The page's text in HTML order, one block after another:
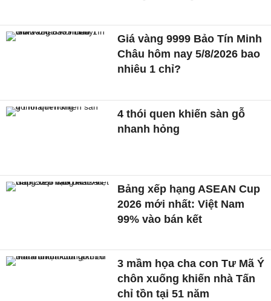
Giá vàng 9999 Bảo Tín Minh
Châu hôm nay 5/8/2026 bao
nhiêu 1 chỉ?
4 thói quen khiến sàn gỗ
nhanh hỏng
Bảng xếp hạng ASEAN Cup
2026 mới nhất: Việt Nam
99% vào bán kết
3 mầm họa cha con Tư Mã Ý
chôn xuống khiến nhà Tấn
chỉ tồn tại 51 năm